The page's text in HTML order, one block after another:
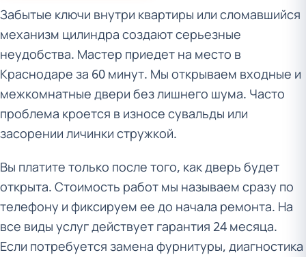
Забытые ключи внутри квартиры или сломавшийся
механизм цилиндра создают серьезные
неудобства. Мастер приедет на место в
Краснодаре за 60 минут. Мы открываем входные и
межкомнатные двери без лишнего шума. Часто
проблема кроется в износе сувальды или
засорении личинки стружкой.
Вы платите только после того, как дверь будет
открыта. Стоимость работ мы называем сразу по
телефону и фиксируем ее до начала ремонта. На
все виды услуг действует гарантия 24 месяца.
Если потребуется замена фурнитуры, диагностика